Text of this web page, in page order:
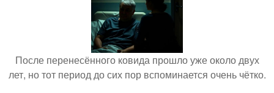
После перенесённого ковида прошло уже около двух
лет, но тот период до сих пор вспоминается очень чётко.